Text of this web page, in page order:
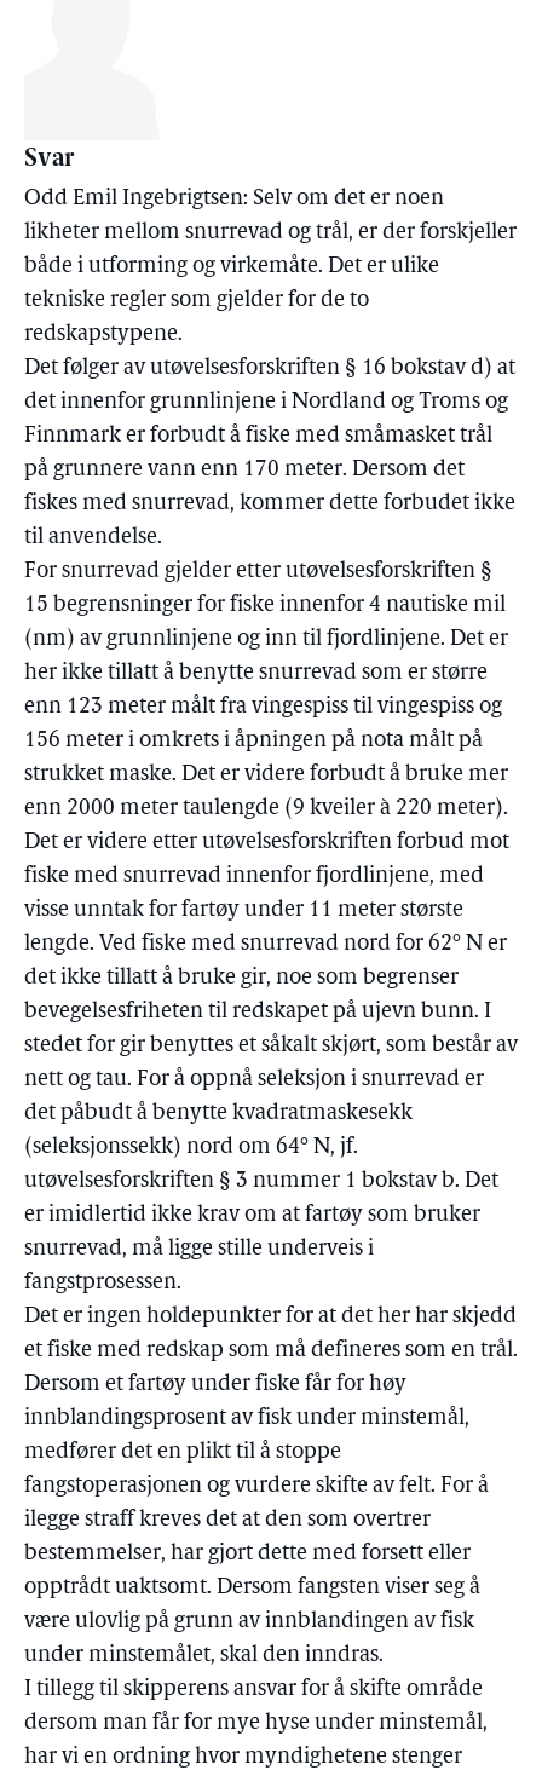
Svar
Odd Emil Ingebrigtsen: Selv om det er noen
likheter mellom snurrevad og trål, er der forskjeller
både i utforming og virkemåte. Det er ulike
tekniske regler som gjelder for de to
redskapstypene.
Det følger av utøvelsesforskriften § 16 bokstav d) at
det innenfor grunnlinjene i Nordland og Troms og
Finnmark er forbudt å fiske med småmasket trål
på grunnere vann enn 170 meter. Dersom det
fiskes med snurrevad, kommer dette forbudet ikke
til anvendelse.
For snurrevad gjelder etter utøvelsesforskriften §
15 begrensninger for fiske innenfor 4 nautiske mil
(nm) av grunnlinjene og inn til fjordlinjene. Det er
her ikke tillatt å benytte snurrevad som er større
enn 123 meter målt fra vingespiss til vingespiss og
156 meter i omkrets i åpningen på nota målt på
strukket maske. Det er videre forbudt å bruke mer
enn 2000 meter taulengde (9 kveiler à 220 meter).
Det er videre etter utøvelsesforskriften forbud mot
fiske med snurrevad innenfor fjordlinjene, med
visse unntak for fartøy under 11 meter største
lengde. Ved fiske med snurrevad nord for 62° N er
det ikke tillatt å bruke gir, noe som begrenser
bevegelsesfriheten til redskapet på ujevn bunn. I
stedet for gir benyttes et såkalt skjørt, som består av
nett og tau. For å oppnå seleksjon i snurrevad er
det påbudt å benytte kvadratmaskesekk
(seleksjonssekk) nord om 64° N, jf.
utøvelsesforskriften § 3 nummer 1 bokstav b. Det
er imidlertid ikke krav om at fartøy som bruker
snurrevad, må ligge stille underveis i
fangstprosessen.
Det er ingen holdepunkter for at det her har skjedd
et fiske med redskap som må defineres som en trål.
Dersom et fartøy under fiske får for høy
innblandingsprosent av fisk under minstemål,
medfører det en plikt til å stoppe
fangstoperasjonen og vurdere skifte av felt. For å
ilegge straff kreves det at den som overtrer
bestemmelser, har gjort dette med forsett eller
opptrådt uaktsomt. Dersom fangsten viser seg å
være ulovlig på grunn av innblandingen av fisk
under minstemålet, skal den inndras.
I tillegg til skipperens ansvar for å skifte område
dersom man får for mye hyse under minstemål,
har vi en ordning hvor myndighetene stenger